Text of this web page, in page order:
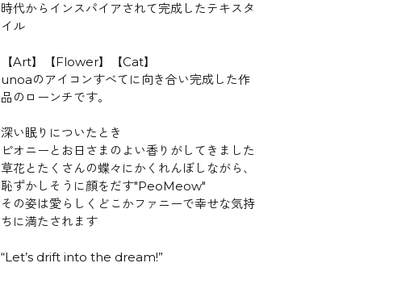
時代からインスパイアされて完成したテキスタ
イル
【Art】【Flower】【Cat】
unoaのアイコンすべてに向き合い完成した作
品のローンチです。
深い眠りについたとき
ピオニーとお日さまのよい香りがしてきました
草花とたくさんの蝶々にかくれんぼしながら、
恥ずかしそうに顔をだす"PeoMeow"
その姿は愛らしくどこかファニーで幸せな気持
ちに満たされます
“Let’s drift into the dream!”